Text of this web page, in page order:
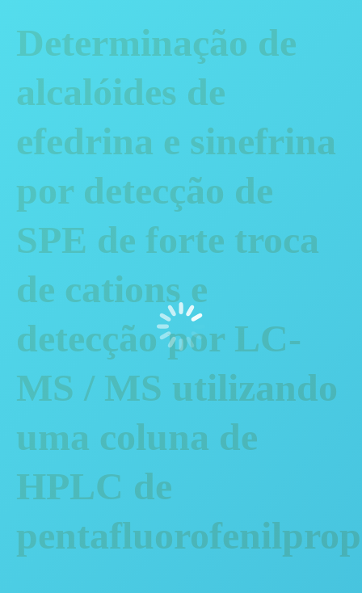
Determinação de
alcalóides de
efedrina e sinefrina
por detecção de
SPE de forte troca
de cations e
detecção por LC-
MS / MS utilizando
uma coluna de
HPLC de